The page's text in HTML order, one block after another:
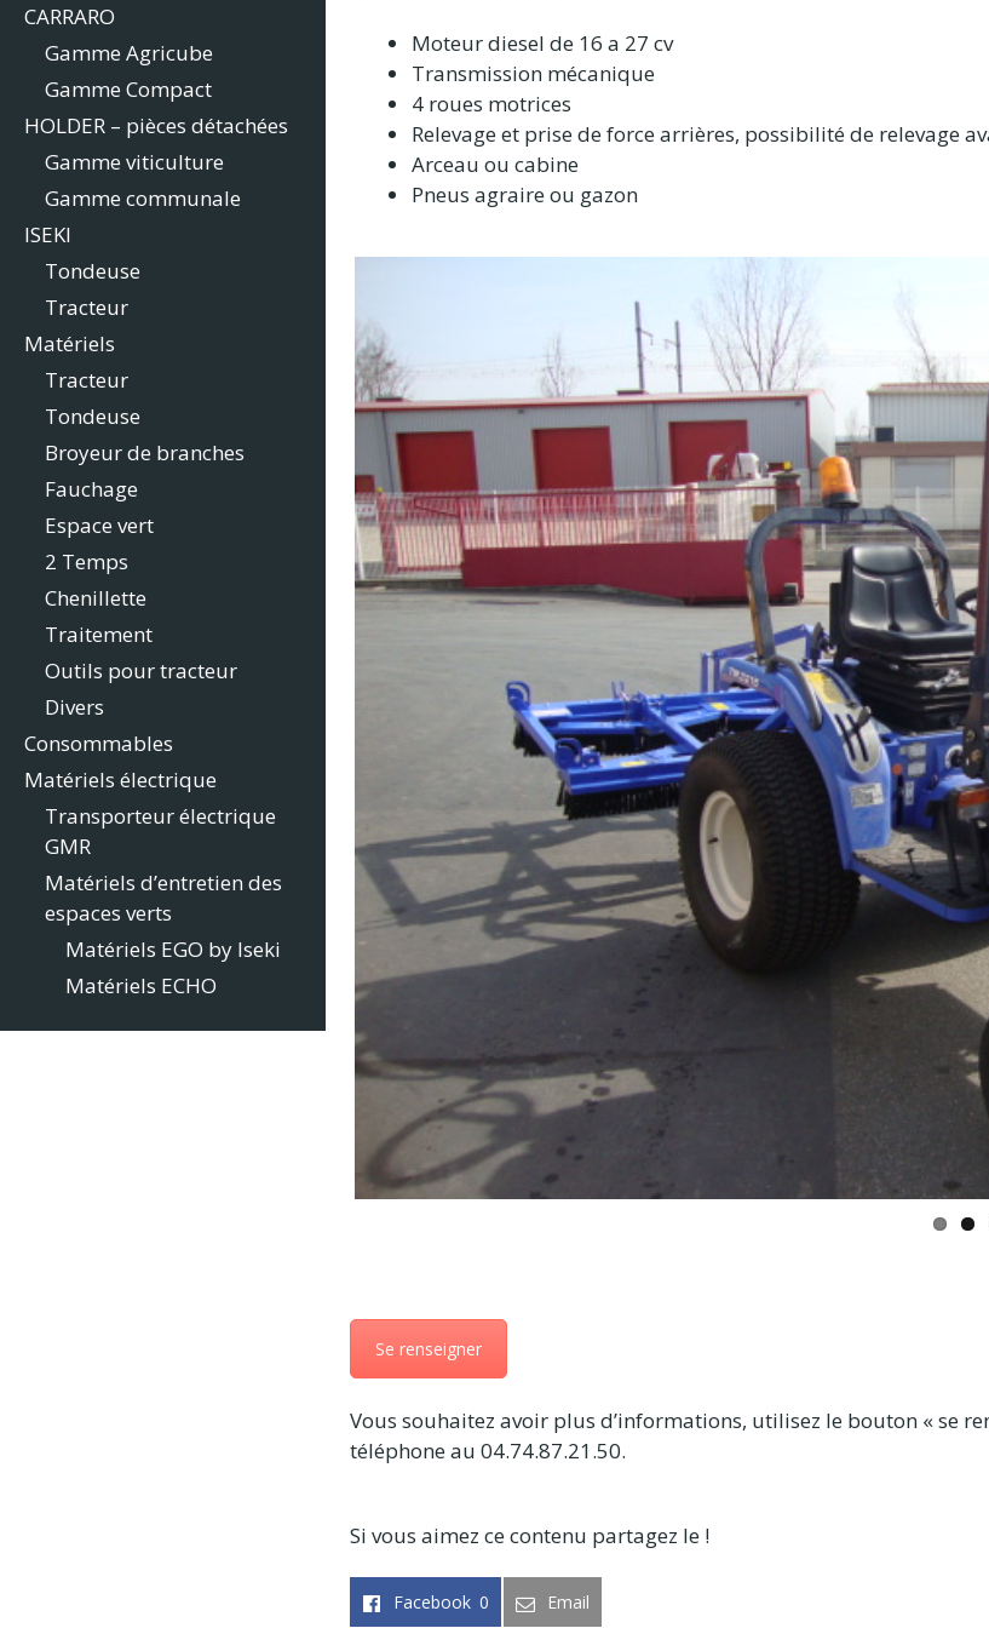
Moteur diesel de 16 a 27 cv
Transmission mécanique
4 roues motrices
Relevage et prise de force arrières, possibilité de relevage
Arceau ou cabine
Pneus agraire ou gazon
Se renseigner
Vous souhaitez avoir plus d’informations, utilisez le bouton « se
téléphone au 04.74.87.21.50.
Si vous aimez ce contenu partagez le !
Facebook 0 Email
CARRARO
Gamme Agricube
Gamme Compact
HOLDER – pièces détachées
Gamme viticulture
Gamme communale
ISEKI
Tondeuse
Tracteur
Matériels
Tracteur
Tondeuse
Broyeur de branches
Fauchage
Espace vert
2 Temps
Chenillette
Traitement
Outils pour tracteur
Divers
Consommables
Matériels électrique
Transporteur électrique
GMR
Matériels d’entretien des
espaces verts
Matériels EGO by Iseki
Matériels ECHO